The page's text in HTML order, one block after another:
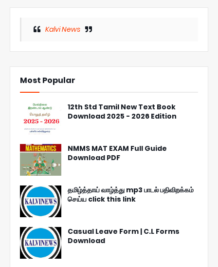
Kalvi News
Most Popular
12th Std Tamil New Text Book
Download 2025 - 2026 Edition
NMMS MAT EXAM Full Guide
Download PDF
தமிழ்த்தாய் வாழ்த்து mp3 பாடல் பதிவிறக்கம்
செய்ய click this link
Casual Leave Form | C.L Forms
Download